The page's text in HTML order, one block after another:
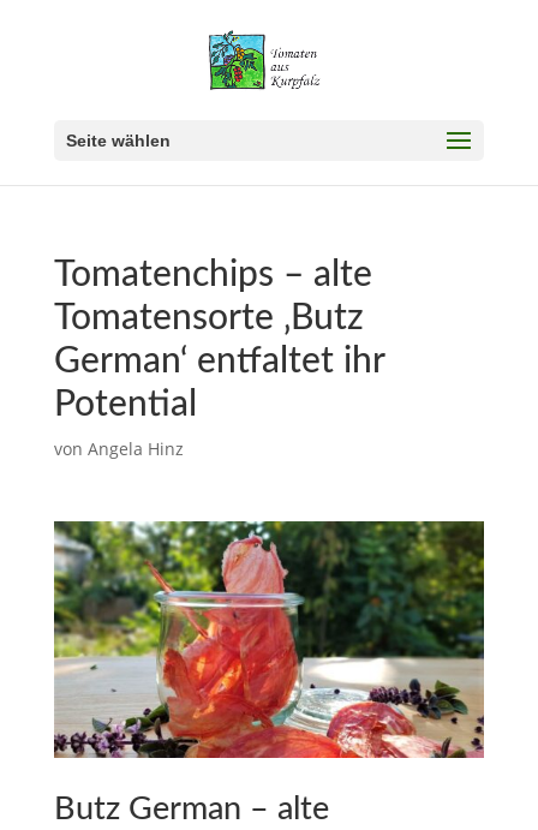
Seite wählen
Tomatenchips – alte
Tomatensorte ‚Butz
German‘ entfaltet ihr
Potential
von Angela Hinz
Butz German – alte